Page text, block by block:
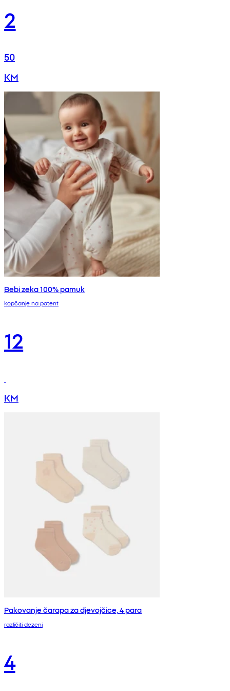
2
50
KM
Bebi zeka 100% pamuk
kopčanje na patent
12
KM
Pakovanje čarapa za djevojčice, 4 para
različiti dezeni
4